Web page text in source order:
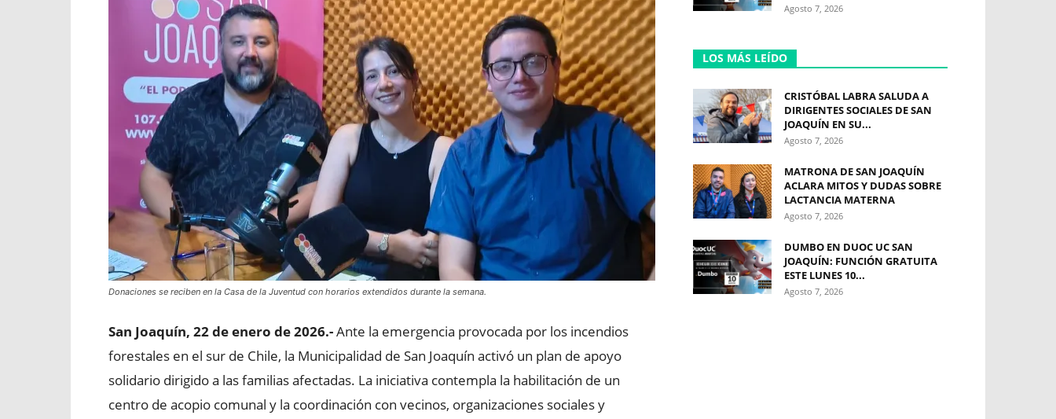
Donaciones se reciben en la Casa de la Juventud con horarios extendidos durante la semana.
San Joaquín, 22 de enero de 2026.-Ante la emergencia provocada por los incendios
forestales en el sur de Chile, la Municipalidad de San Joaquín activó un plan de apoyo
solidario dirigido a las familias afectadas. La iniciativa contempla la habilitación de un
centro de acopio comunal y la coordinación con vecinos, organizaciones sociales y
Agosto 7, 2026
LOS MÁS LEÍDO
CRISTÓBAL LABRA SALUDA A
DIRIGENTES SOCIALES DE SAN
JOAQUÍN EN SU...
Agosto 7, 2026
MATRONA DE SAN JOAQUÍN
ACLARA MITOS Y DUDAS SOBRE
LACTANCIA MATERNA
Agosto 7, 2026
DUMBO EN DUOC UC SAN
JOAQUÍN: FUNCIÓN GRATUITA
ESTE LUNES 10...
Agosto 7, 2026